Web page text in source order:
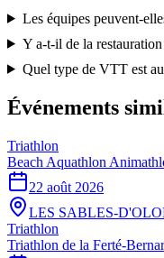
Les équipes peuvent-
Y a-t-il de la
Quel type de VTT est
Événements
Triathlon
Beach Aquathlon
22 août 2026
LES SABLES-
Triathlon
Triathlon de la Ferté-